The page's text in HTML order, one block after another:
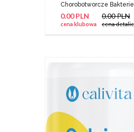
Chorobotworcze
0.00 PLN
cena klubowa
0.00 PLN
cena